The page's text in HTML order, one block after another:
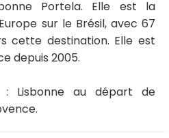
Portela. Elle est la
sur le Brésil, avec 67
cette destination. Elle est
depuis 2005.
: Lisbonne au départ de